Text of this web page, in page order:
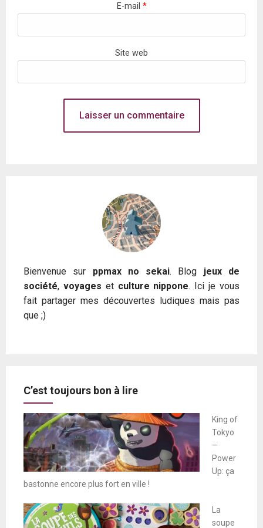
E-mail *
Site web
Bienvenue sur ppmax no sekai. Blog jeux de
société, voyages et culture nippone. Ici je vous
fait partager mes découvertes ludiques mais pas
que ;)
C’est toujours bon à lire
King of
Tokyo
–
Power
Up: ça
bastonne encore plus fort en ville !
La
soupe